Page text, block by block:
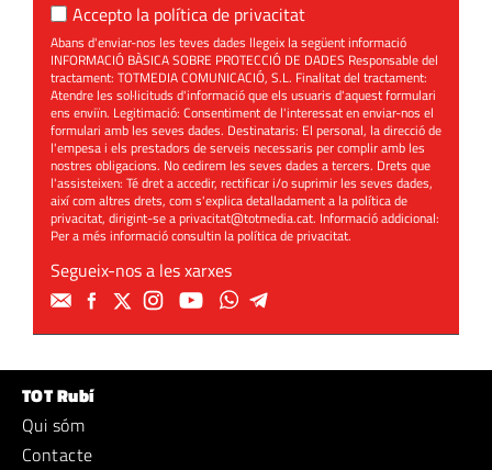
Accepto la política de privacitat
Abans d'enviar-nos les teves dades llegeix la següent informació
INFORMACIÓ BÀSICA SOBRE PROTECCIÓ DE DADES Responsable del
tractament: TOTMEDIA COMUNICACIÓ, S.L. Finalitat del tractament:
Atendre les sol·licituds d'informació que els usuaris d'aquest formulari
ens enviïn. Legitimació: Consentiment de l'interessat en enviar-nos el
formulari amb les seves dades. Destinataris: El personal, la direcció de
l'empesa i els prestadors de serveis necessaris per complir amb les
nostres obligacions. No cedirem les seves dades a tercers. Drets que
l'assisteixen: Té dret a accedir, rectificar i/o suprimir les seves dades,
així com altres drets, com s'explica detalladament a la política de
privacitat, dirigint-se aprivacitat@totmedia.cat. Informació addicional:
Per a més informació consultin lapolítica de privacitat.
Segueix-nos a les xarxes
TOT Rubí
Qui sóm
Contacte